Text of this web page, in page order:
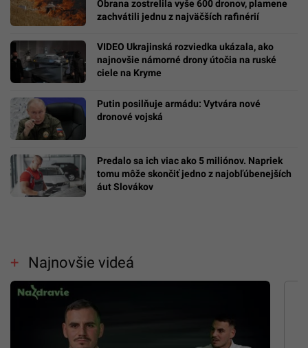
Obrana zostrelila vyše 600 dronov, plamene
zachvátili jednu z najväčších rafinérií
VIDEO Ukrajinská rozviedka ukázala, ako
najnovšie námorné drony útočia na ruské
ciele na Kryme
Putin posilňuje armádu: Vytvára nové
dronové vojská
Predalo sa ich viac ako 5 miliónov. Napriek
tomu môže skončiť jedno z najobľúbenejších
áut Slovákov
Najnovšie videá